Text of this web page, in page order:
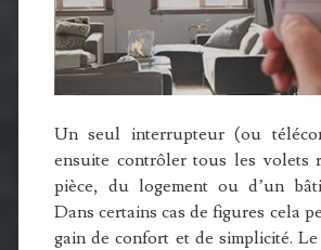
Un seul interrupteur (ou
ensuite contrôler tous les volets
pièce, du logement ou d’un
Dans certains cas de figures cela
gain de confort et de simplicité.